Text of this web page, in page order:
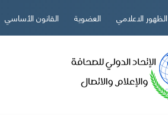
الظهور الاعلامي العضوية القانون الأساسي